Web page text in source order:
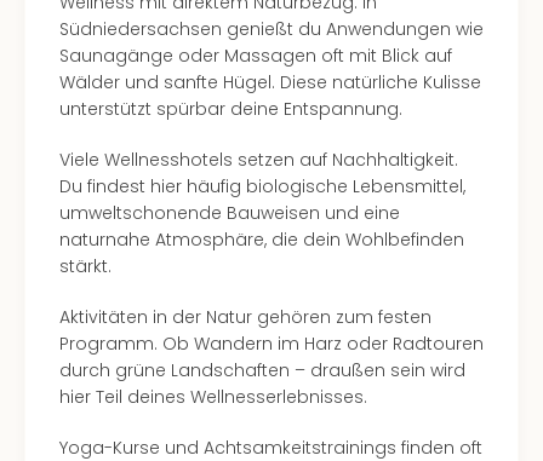
Südniedersachsen genießt du Anwendungen wie
Saunagänge oder Massagen oft mit Blick auf
Wälder und sanfte Hügel. Diese natürliche Kulisse
unterstützt spürbar deine Entspannung.
Viele Wellnesshotels setzen auf Nachhaltigkeit.
Du findest hier häufig biologische Lebensmittel,
umweltschonende Bauweisen und eine
naturnahe Atmosphäre, die dein Wohlbefinden
stärkt.
Aktivitäten in der Natur gehören zum festen
Programm. Ob Wandern im Harz oder Radtouren
durch grüne Landschaften – draußen sein wird
hier Teil deines Wellnesserlebnisses.
Yoga-Kurse und Achtsamkeitstrainings finden oft